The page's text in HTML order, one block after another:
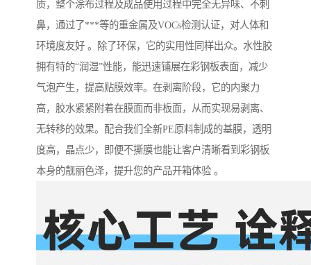
质，整个涂布过程及成品使用过程中完全无异味、不刺
鼻，通过了***等的重金属及VOCs检测认证，对人体和
环境度友好 。除了环保，它的实用性同样出众。水性胶
拥有特的“润湿”性能，能迅速铺展在彩钢板表面，减少
气泡产生，提高贴膜效率。在剥离阶段，它的内聚力
高，胶水紧紧附着在膜面而非板面，从而实现易剥离、
无转移的效果。配合我们全新PE原料制成的基膜，透明
度高，晶点少，即便不撕膜也能让客户清晰看到彩钢板
本身的靓丽色泽，提升您的产品开箱体验 。